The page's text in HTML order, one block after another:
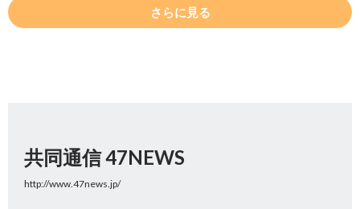
さらに見る
共同通信 47NEWS
http://www.47news.jp/